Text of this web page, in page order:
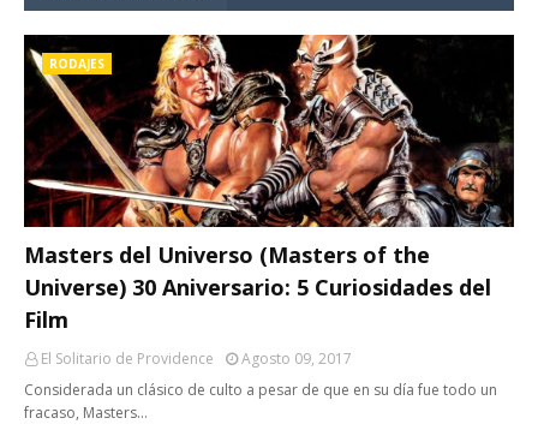
RODAJES
Masters del Universo (Masters of the
Universe) 30 Aniversario: 5 Curiosidades del
Film
El Solitario de Providence
Agosto 09, 2017
Considerada un clásico de culto a pesar de que en su día fue todo un
fracaso, Masters…